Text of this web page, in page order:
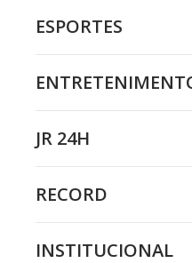
ESPORTES
JR 24H
RECORD
INSTITUCIONAL